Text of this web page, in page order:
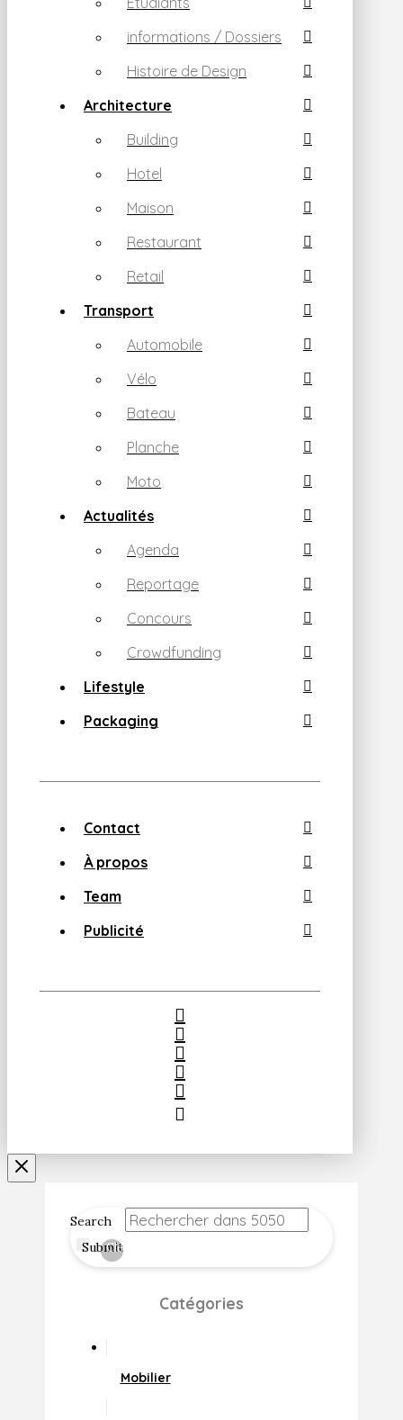
informations / Dossiers
Histoire de Design
Architecture
Building
Hotel
Maison
Restaurant
Retail
Transport
Automobile
Vélo
Bateau
Planche
Moto
Actualités
Agenda
Reportage
Concours
Crowdfunding
Lifestyle
Packaging
Contact
À propos
Team
Publicité
Search
Submit
Clear
Catégories
Mobilier